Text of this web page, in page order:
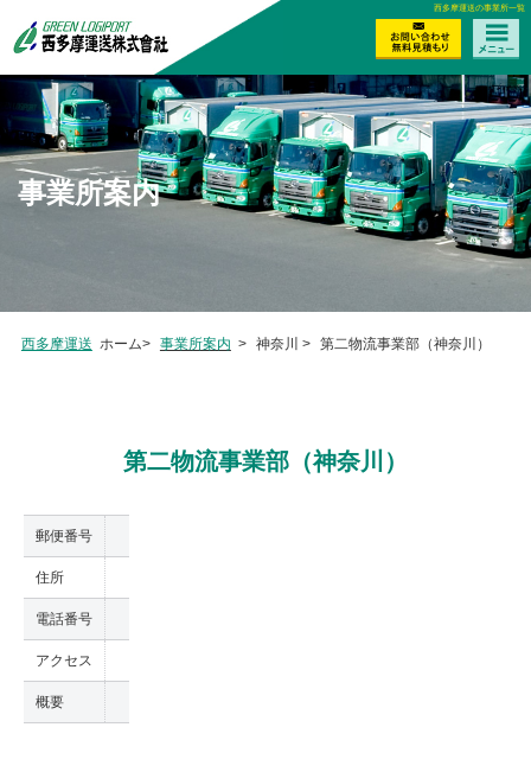
西多摩運送の事業所一覧
事業所案内
西多摩運送 ホーム> 事業所案内 > 神奈川 > 第二物流事業部（神奈川）
第二物流事業部（神奈川）
郵便番号
住所
電話番号
アクセス
概要